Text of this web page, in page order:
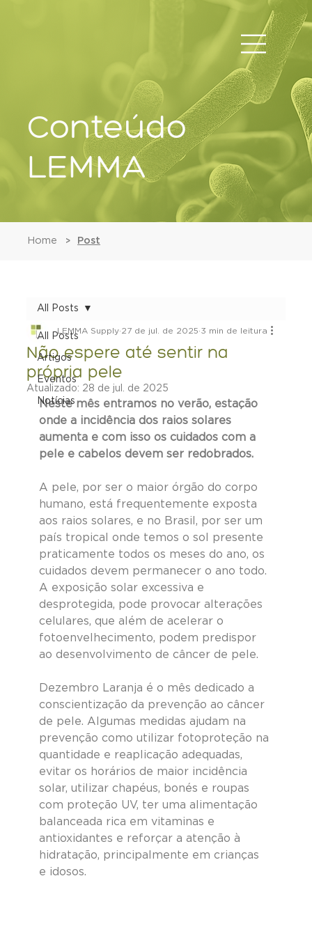
Conteúdo
LEMMA
Home > Post
All Posts
Artigos
Eventos
Notícias
All Posts
Não espere até sentir na
própria pele
LEMMA Supply 27 de jul. de 2025 3 min de leitura
Atualizado: 28 de jul. de 2025
Neste mês entramos no verão, estação
onde a incidência dos raios solares
aumenta e com isso os cuidados com a
pele e cabelos devem ser redobrados.
A pele, por ser o maior órgão do corpo
humano, está frequentemente exposta
aos raios solares, e no Brasil, por ser um
país tropical onde temos o sol presente
praticamente todos os meses do ano, os
cuidados devem permanecer o ano todo.
A exposição solar excessiva e
desprotegida, pode provocar alterações
celulares, que além de acelerar o
fotoenvelhecimento, podem predispor
ao desenvolvimento de câncer de pele.
Dezembro Laranja é o mês dedicado a
conscientização da prevenção ao câncer
de pele. Algumas medidas ajudam na
prevenção como utilizar fotoproteção na
quantidade e reaplicação adequadas,
evitar os horários de maior incidência
solar, utilizar chapéus, bonés e roupas
com proteção UV, ter uma alimentação
balanceada rica em vitaminas e
antioxidantes e reforçar a atenção à
hidratação, principalmente em crianças
e idosos.